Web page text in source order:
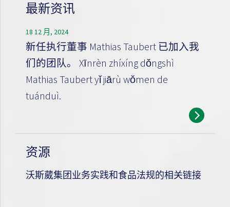
最新资讯
18 12 月, 2024
新任执行董事 Mathias Taubert 已加入我
们的团队。 Xīnrèn zhíxíng dǒngshì
Mathias Taubert yǐ jiārù wǒmen de
tuánduì.
资源
沃斯葳集团业务实践和食品法规的相关链接